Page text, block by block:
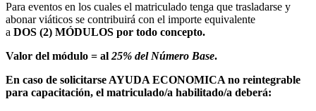
Para eventos en los cuales el matriculado tenga que trasladarse y
abonar viáticos se contribuirá con el importe equivalente
a DOS (2) MÓDULOS por todo concepto.
Valor del módulo = al25% del Número Base.
En caso de solicitarse AYUDA ECONOMICA no reintegrable
para capacitación, el matriculado/a habilitado/a deberá: